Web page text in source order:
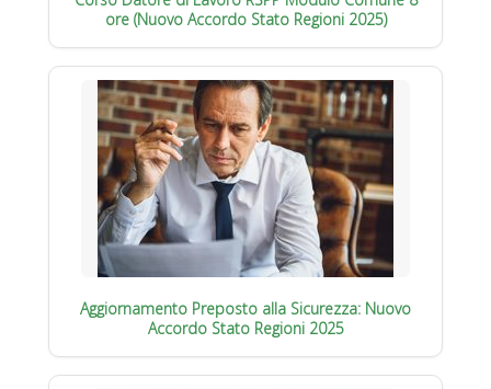
ore (Nuovo Accordo Stato Regioni 2025)
Aggiornamento Preposto alla Sicurezza: Nuovo
Accordo Stato Regioni 2025